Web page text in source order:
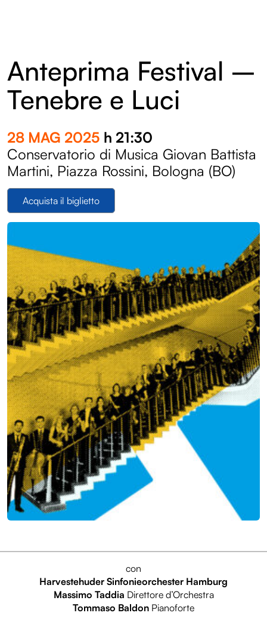
Anteprima Festival –
Tenebre e Luci
28 MAG 2025 h 21:30
Conservatorio di Musica Giovan Battista
Martini, Piazza Rossini, Bologna (BO)
Acquista il biglietto
con
Harvestehuder Sinfonieorchester Hamburg
Massimo Taddia Direttore d’Orchestra
Tommaso Baldon Pianoforte